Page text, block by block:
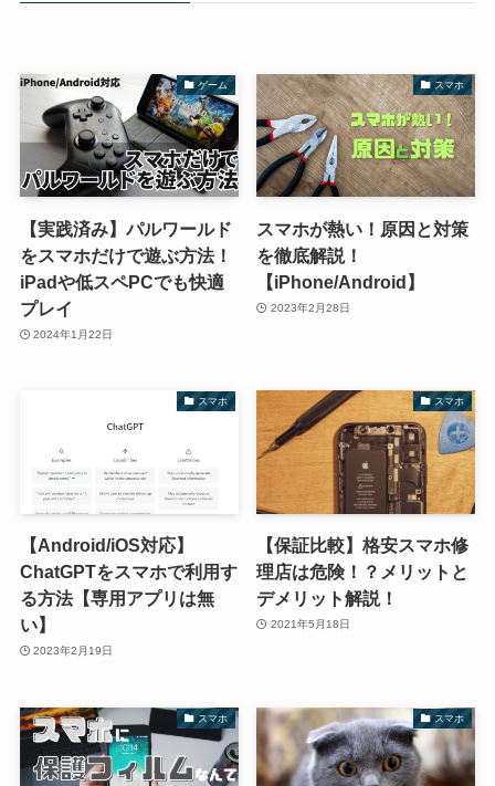
ゲーム
【実践済み】パルワールド
をスマホだけで遊ぶ方法！
iPadや低スペPCでも快適
プレイ
2024年1月22日
スマホ
スマホが熱い！原因と対策
を徹底解説！
【iPhone/Android】
2023年2月28日
スマホ
【Android/iOS対応】
ChatGPTをスマホで利用す
る方法【専用アプリは無
い】
2023年2月19日
スマホ
【保証比較】格安スマホ修
理店は危険！？メリットと
デメリット解説！
2021年5月18日
スマホ スマホ